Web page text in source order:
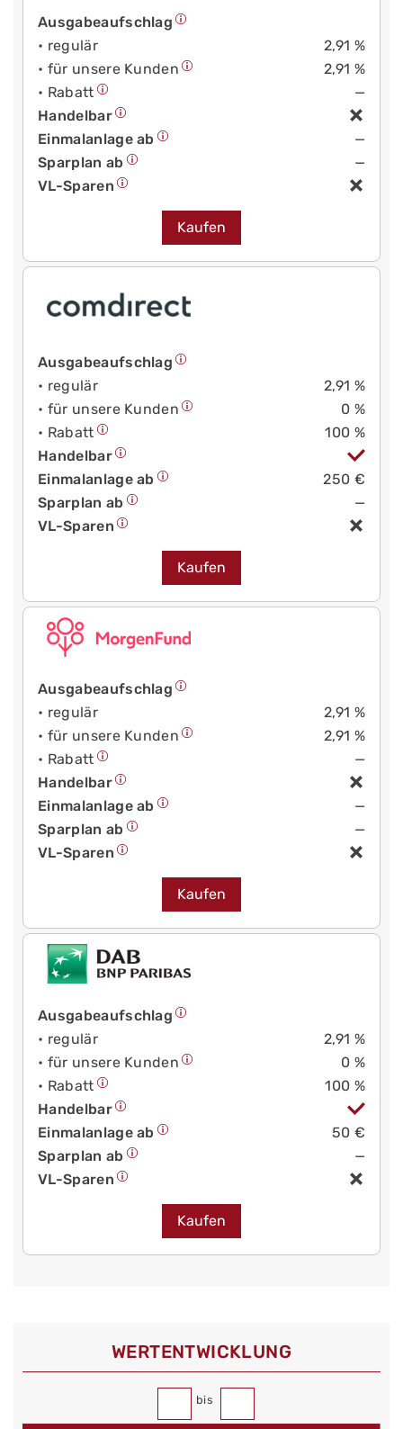
Ausgabeaufschlag
• regulär
2,91 %
• für unsere Kunden
2,91 %
• Rabatt
—
Handelbar
Einmalanlage ab
—
Sparplan ab
—
VL-Sparen
Kaufen
Ausgabeaufschlag
• regulär
2,91 %
• für unsere Kunden
0 %
• Rabatt
100 %
Handelbar
Einmalanlage ab
250 €
Sparplan ab
—
VL-Sparen
Kaufen
Ausgabeaufschlag
• regulär
2,91 %
• für unsere Kunden
2,91 %
• Rabatt
—
Handelbar
Einmalanlage ab
—
Sparplan ab
—
VL-Sparen
Kaufen
Ausgabeaufschlag
• regulär
2,91 %
• für unsere Kunden
0 %
• Rabatt
100 %
Handelbar
Einmalanlage ab
50 €
Sparplan ab
—
VL-Sparen
Kaufen
WERT­ENTWICKLUNG
bis